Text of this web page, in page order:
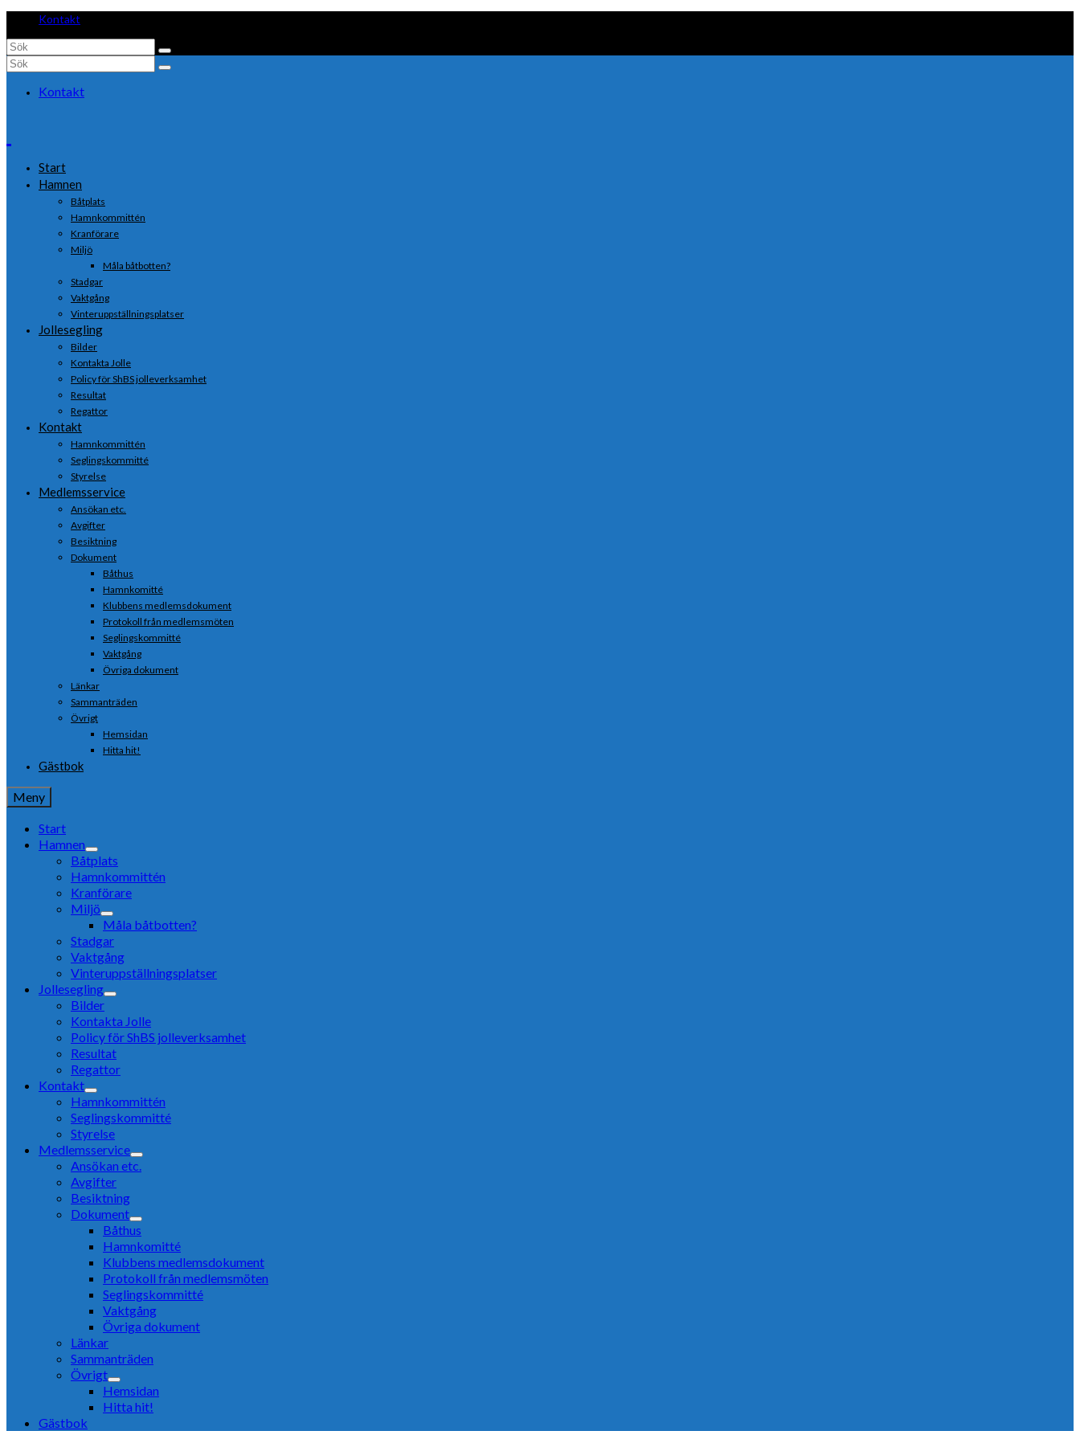
Kontakt
Search
for:
Search
Kontakt
Start
Hamnen
Båtplats
Hamnkommittén
Kranförare
Miljö
Måla båtbotten?
Stadgar
Vaktgång
Vinteruppställningsplatser
Jollesegling
Bilder
Kontakta Jolle
Policy för ShBS jolleverksamhet
Resultat
Regattor
Kontakt
Hamnkommittén
Seglingskommitté
Styrelse
Medlemsservice
Ansökan etc.
Avgifter
Besiktning
Dokument
Båthus
Hamnkomitté
Klubbens medlemsdokument
Protokoll från medlemsmöten
Seglingskommitté
Vaktgång
Övriga dokument
Länkar
Sammanträden
Övrigt
Hemsidan
Hitta hit!
Gästbok
Meny
Start
Hamnen
Båtplats
Hamnkommittén
Kranförare
Miljö
Måla båtbotten?
Stadgar
Vaktgång
Vinteruppställningsplatser
Jollesegling
Bilder
Kontakta Jolle
Policy för ShBS jolleverksamhet
Resultat
Regattor
Kontakt
Hamnkommittén
Seglingskommitté
Styrelse
Medlemsservice
Ansökan etc.
Avgifter
Besiktning
Dokument
Båthus
Hamnkomitté
Klubbens medlemsdokument
Protokoll från medlemsmöten
Seglingskommitté
Vaktgång
Övriga dokument
Länkar
Sammanträden
Övrigt
Hemsidan
Hitta hit!
Gästbok